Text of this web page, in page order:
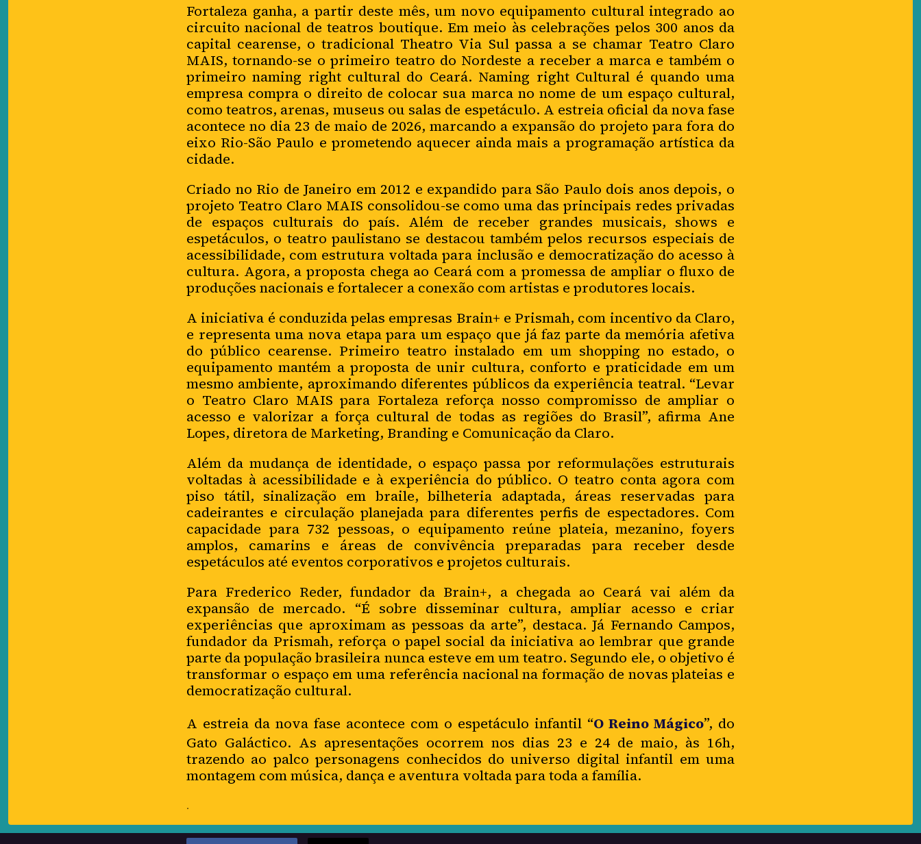
Fortaleza ganha, a partir deste mês, um novo equipamento cultural integrado ao
circuito nacional de teatros boutique. Em meio às celebrações pelos 300 anos da
capital cearense, o tradicional Theatro Via Sul passa a se chamar Teatro Claro
MAIS, tornando-se o primeiro teatro do Nordeste a receber a marca e também o
primeiro naming right cultural do Ceará. Naming right Cultural é quando uma
empresa compra o direito de colocar sua marca no nome de um espaço cultural,
como teatros, arenas, museus ou salas de espetáculo. A estreia oficial da nova fase
acontece no dia 23 de maio de 2026, marcando a expansão do projeto para fora do
eixo Rio-São Paulo e prometendo aquecer ainda mais a programação artística da
cidade.
Criado no Rio de Janeiro em 2012 e expandido para São Paulo dois anos depois, o
projeto Teatro Claro MAIS consolidou-se como uma das principais redes privadas
de espaços culturais do país. Além de receber grandes musicais, shows e
espetáculos, o teatro paulistano se destacou também pelos recursos especiais de
acessibilidade, com estrutura voltada para inclusão e democratização do acesso à
cultura. Agora, a proposta chega ao Ceará com a promessa de ampliar o fluxo de
produções nacionais e fortalecer a conexão com artistas e produtores locais.
A iniciativa é conduzida pelas empresas Brain+ e Prismah, com incentivo da Claro,
e representa uma nova etapa para um espaço que já faz parte da memória afetiva
do público cearense. Primeiro teatro instalado em um shopping no estado, o
equipamento mantém a proposta de unir cultura, conforto e praticidade em um
mesmo ambiente, aproximando diferentes públicos da experiência teatral. “Levar
o Teatro Claro MAIS para Fortaleza reforça nosso compromisso de ampliar o
acesso e valorizar a força cultural de todas as regiões do Brasil”, afirma Ane
Lopes, diretora de Marketing, Branding e Comunicação da Claro.
Além da mudança de identidade, o espaço passa por reformulações estruturais
voltadas à acessibilidade e à experiência do público. O teatro conta agora com
piso tátil, sinalização em braile, bilheteria adaptada, áreas reservadas para
cadeirantes e circulação planejada para diferentes perfis de espectadores. Com
capacidade para 732 pessoas, o equipamento reúne plateia, mezanino, foyers
amplos, camarins e áreas de convivência preparadas para receber desde
espetáculos até eventos corporativos e projetos culturais.
Para Frederico Reder, fundador da Brain+, a chegada ao Ceará vai além da
expansão de mercado. “É sobre disseminar cultura, ampliar acesso e criar
experiências que aproximam as pessoas da arte”, destaca. Já Fernando Campos,
fundador da Prismah, reforça o papel social da iniciativa ao lembrar que grande
parte da população brasileira nunca esteve em um teatro. Segundo ele, o objetivo é
transformar o espaço em uma referência nacional na formação de novas plateias e
democratização cultural.
A estreia da nova fase acontece com o espetáculo infantil “O Reino Mágico”, do
Gato Galáctico. As apresentações ocorrem nos dias 23 e 24 de maio, às 16h,
trazendo ao palco personagens conhecidos do universo digital infantil em uma
montagem com música, dança e aventura voltada para toda a família.
.